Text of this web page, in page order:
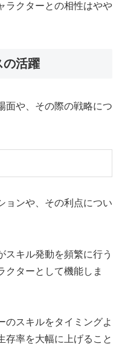
ラクターとの相性はやや
の活躍
面や、その際の戦略につ
ョンや、その利点につい
スキル発動を頻繁に行う
クターとして機能しま
のスキルをタイミングよ
存率を大幅に上げること